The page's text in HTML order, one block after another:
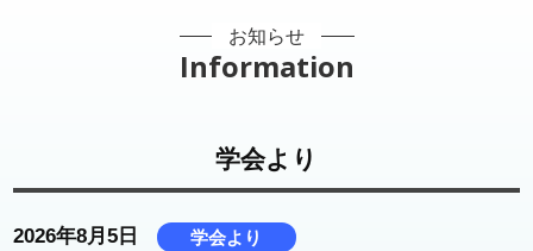
お知らせ
Information
学会より
2026年8月5日 学会より